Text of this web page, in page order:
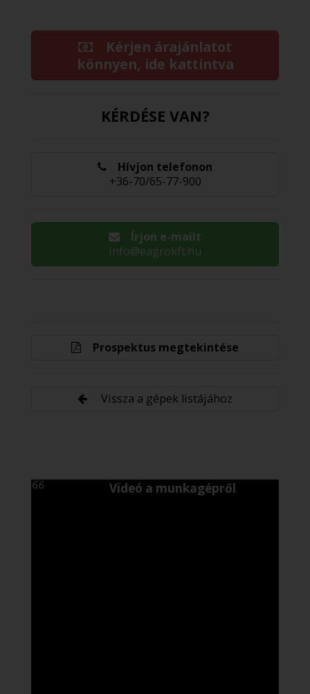
Kérjen árajánlatot
könnyen, ide kattintva
KÉRDÉSE VAN?
Hívjon telefonon
+36-70/65-77-900
Írjon e-mailt
info@eagrokft.hu
Prospektus megtekintése
Vissza a gépek listájához
Videó a munkagépről